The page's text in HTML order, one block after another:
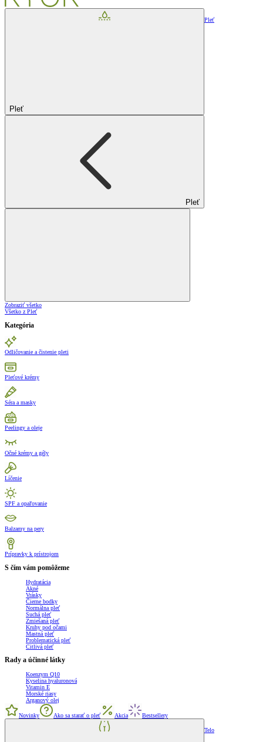
Pleť
Pleť
Pleť
Zobraziť všetko
Všetko z Pleť
Kategória
Odličovanie a čistenie pleti
Pleťové krémy
Séra a masky
Peelingy a oleje
Očné krémy a gély
Líčenie
SPF a opaľovanie
Balzamy na pery
Prípravky k prístrojom
S čím vám pomôžeme
Hydratácia
Akné
Vrásky
Čierne bodky
Normálna pleť
Suchá pleť
Zmiešaná pleť
Kruhy pod očami
Mastná pleť
Problematická pleť
Citlivá pleť
Rady a účinné látky
Koenzym Q10
Kyselina hyaluronová
Vitamin E
Morské riasy
Arganový olej
Novinky Ako sa starať o pleť Akcia Bestsellery
Telo